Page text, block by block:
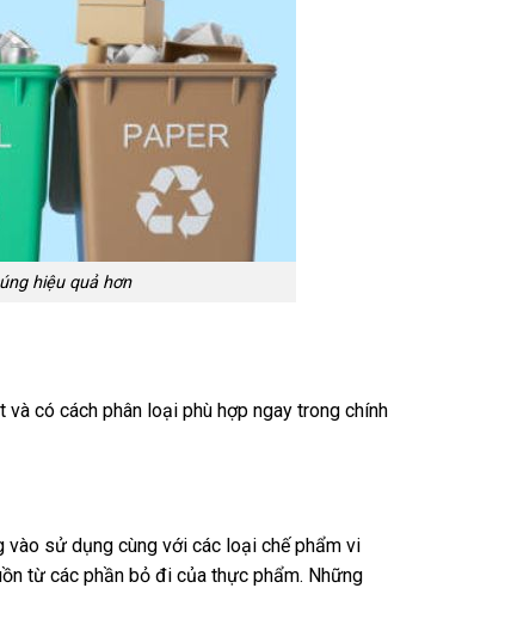
hiệu quả hơn
có cách phân loại phù hợp ngay trong chính
vào sử dụng cùng với các loại chế phẩm vi
từ các phần bỏ đi của thực phẩm. Những